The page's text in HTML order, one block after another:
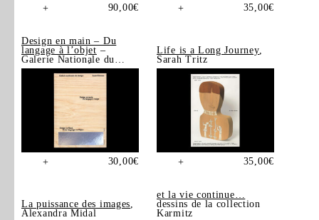
+ 90,00€ + 35,00€
Design en main – Du
langage à l’objet –
Galerie Nationale du
Design, Saint-Étienne
+ 30,00€
Life is a Long Journey,
Sarah Tritz
+ 35,00€
La puissance des images,
Alexandra Midal
et la vie continue…
dessins de la collection
Karmitz